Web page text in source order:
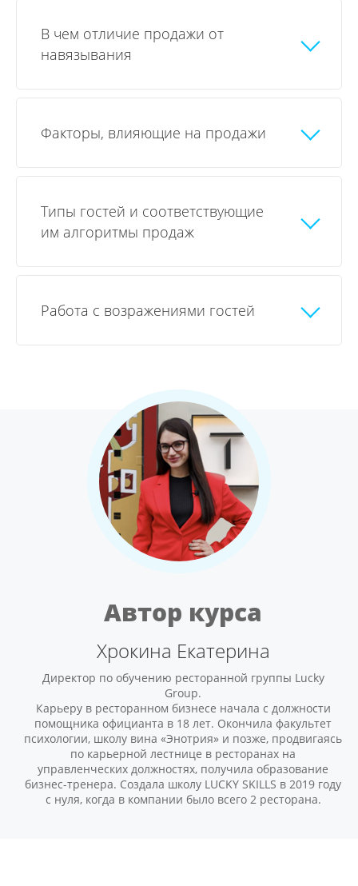
В чем отличие продажи от
навязывания
Факторы, влияющие на продажи
Типы гостей и соответствующие
им алгоритмы продаж
Работа с возражениями гостей
Автор курса
Хрокина Екатерина
Директор по обучению ресторанной группы Lucky
Group.
Карьеру в ресторанном бизнесе начала с должности
помощника официанта в 18 лет. Окончила факультет
психологии, школу вина «Энотрия» и позже, продвигаясь
по карьерной лестнице в ресторанах на
управленческих должностях, получила образование
бизнес-тренера. Создала школу LUCKY SKILLS в 2019 году
с нуля, когда в компании было всего 2 ресторана.